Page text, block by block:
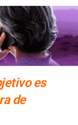
es
de